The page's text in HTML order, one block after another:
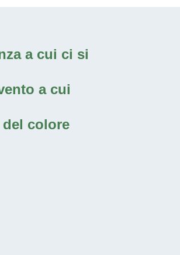
a cui ci si
a cui
colore